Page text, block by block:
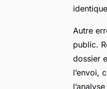
Autre
public.
dossier
l’envoi,